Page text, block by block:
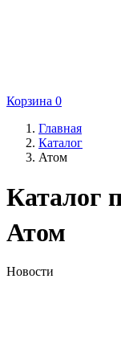
Корзина 0
Главная
Каталог
Атом
Каталог
Атом
Новости